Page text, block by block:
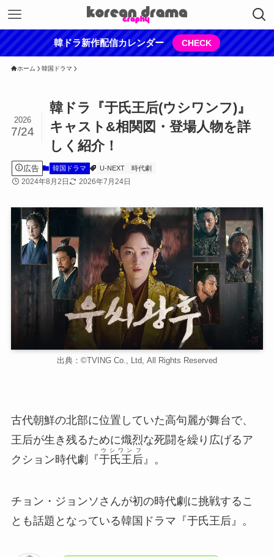
韓ドラ新作配信カレンダー CHECK
ホーム 韓国ドラマ
韓ドラ『于氏王后(ウシワンフ)』
キャスト&相関図・登場人物を詳
しく紹介！
2026
7/24
広告 韓国ドラマ U-NEXT 時代劇
2024年8月2日 2026年7月24日
出典：©TVING Co., Ltd, All Rights Reserved
古代朝鮮の北部に位置していた高句麗が舞台で、
王后が生き残るために熾烈な死闘を繰り広げるア
クション時代劇『于氏王后
ウシワンフ
』。
チョン・ジョンソさんが初の時代劇に挑戦するこ
とも話題となっている韓国ドラマ『于氏王后』。